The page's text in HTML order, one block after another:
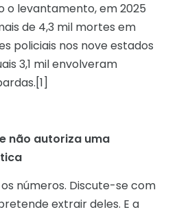
o levantamento, em 2025
de 4,3 mil mortes em
policiais nos nove estados
3,1 mil envolveram
não autoriza uma
números. Discute-se com
extrair deles. E a